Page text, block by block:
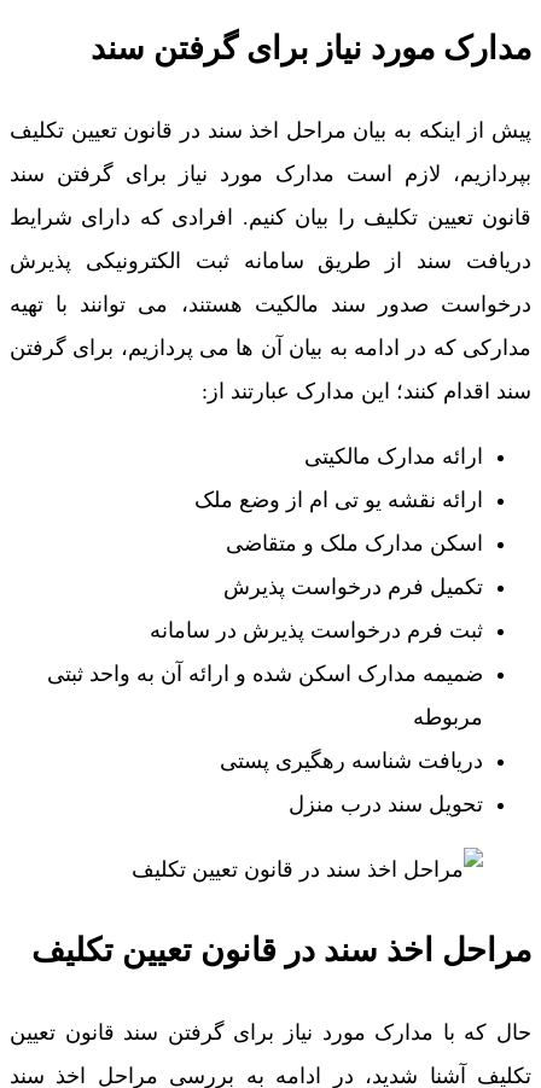
مدارک مورد نیاز برای گرفتن سند
پیش از اینکه به بیان مراحل اخذ سند در قانون تعیین تکلیف
بپردازیم، لازم است مدارک مورد نیاز برای گرفتن سند
قانون تعیین تکلیف را بیان کنیم. افرادی که دارای شرایط
دریافت سند از طریق سامانه ثبت الکترونیکی پذیرش
درخواست صدور سند مالکیت هستند، می توانند با تهیه
مدارکی که در ادامه به بیان آن ها می پردازیم، برای گرفتن
سند اقدام کنند؛ این مدارک عبارتند از:
ارائه مدارک مالکیتی
ارائه نقشه یو تی ام از وضع ملک
اسکن مدارک ملک و متقاضی
تکمیل فرم درخواست پذیرش
ثبت فرم درخواست پذیرش در سامانه
ضمیمه مدارک اسکن شده و ارائه آن به واحد ثبتی
مربوطه
دریافت شناسه رهگیری پستی
تحویل سند درب منزل
مراحل اخذ سند در قانون تعیین تکلیف
حال که با مدارک مورد نیاز برای گرفتن سند قانون تعیین
تکلیف آشنا شدید، در ادامه به بررسی مراحل اخذ سند